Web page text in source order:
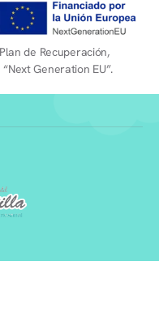
de Recuperación,
Generation EU”.